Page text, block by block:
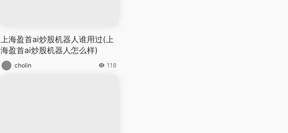
上海盈首ai炒股机器人谁用过(上
海盈首ai炒股机器人怎么样)
cholin 118